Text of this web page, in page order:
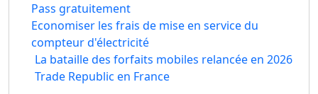
Pass gratuitement
Economiser les frais de mise en service du
compteur d'électricité
La bataille des forfaits mobiles relancée en 2026
Trade Republic en France